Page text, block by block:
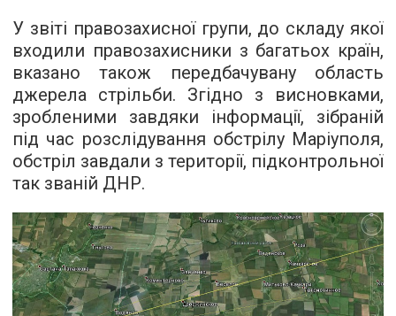
У звіті правозахисної групи, до складу якої
входили правозахисники з багатьох країн,
вказано також передбачувану область
джерела стрільби. Згідно з висновками,
зробленими завдяки інформації, зібраній
під час розслідування обстрілу Маріуполя,
обстріл завдали з території, підконтрольної
так званій ДНР.